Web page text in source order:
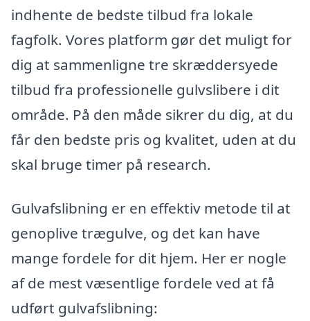
indhente de bedste tilbud fra lokale
fagfolk. Vores platform gør det muligt for
dig at sammenligne tre skræddersyede
tilbud fra professionelle gulvslibere i dit
område. På den måde sikrer du dig, at du
får den bedste pris og kvalitet, uden at du
skal bruge timer på research.
Gulvafslibning er en effektiv metode til at
genoplive trægulve, og det kan have
mange fordele for dit hjem. Her er nogle
af de mest væsentlige fordele ved at få
udført gulvafslibning: